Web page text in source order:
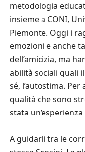
metodologia
insieme a CONI,
Piemonte. Oggi i
emozioni e anche
dell’amicizia, ma
abilità sociali quali
sé, l’autostima.
qualità che sono
stata
A guidarli tra le